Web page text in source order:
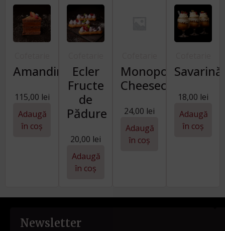
Amandină
115,00 lei
Adaugă
în coș
Ecler
Fructe
de
Pădure
20,00 lei
Adaugă
în coș
Monoporție
Cheesecake
24,00 lei
Adaugă
în coș
Savarină
18,00 lei
Adaugă
în coș
Newsletter